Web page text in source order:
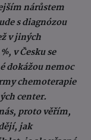
nárůstem
s diagnózou
v jiných
v Česku se
dokážou nemoc
chemoterapie
center.
proto věřím,
jak